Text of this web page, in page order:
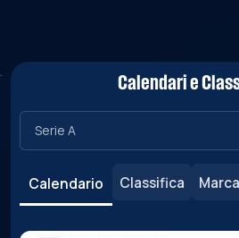
Calendari e
Calendario Classifica